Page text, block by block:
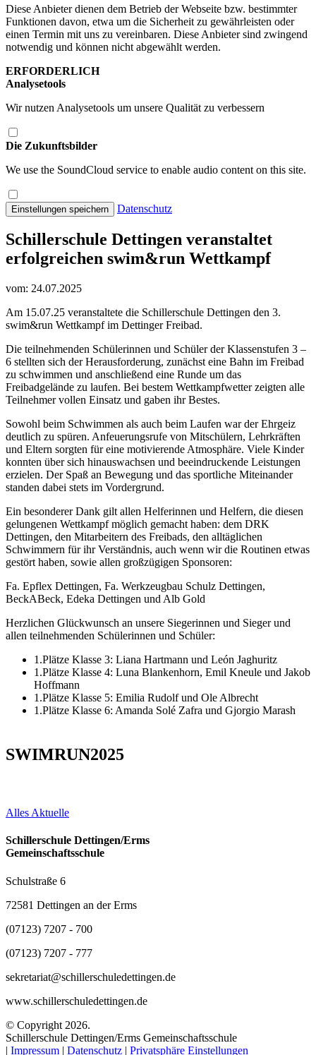
Diese Anbieter dienen dem Betrieb der Webseite bzw. bestimmter
Funktionen davon, etwa um die Sicherheit zu gewährleisten oder
einen Termin mit uns zu vereinbaren. Diese Anbieter sind zwingend
notwendig und können nicht abgewählt werden.
ERFORDERLICH
Analysetools
Wir nutzen Analysetools um unsere Qualität zu verbessern
Die Zukunftsbilder
We use the SoundCloud service to enable audio content on this site.
Einstellungen speichern Datenschutz
​Schillerschule Dettingen veranstaltet
erfolgreichen swim&run Wettkampf
vom: 24.07.2025
Am 15.07.25 veranstaltete die Schillerschule Dettingen den 3.
swim&run Wettkampf im Dettinger Freibad.
Die teilnehmenden Schülerinnen und Schüler der Klassenstufen 3 –
6 stellten sich der Herausforderung, zunächst eine Bahn im Freibad
zu schwimmen und anschließend eine Runde um das
Freibadgelände zu laufen. Bei bestem Wettkampfwetter zeigten alle
Teilnehmer vollen Einsatz und gaben ihr Bestes.
Sowohl beim Schwimmen als auch beim Laufen war der Ehrgeiz
deutlich zu spüren. Anfeuerungsrufe von Mitschülern, Lehrkräften
und Eltern sorgten für eine motivierende Atmosphäre. Viele Kinder
konnten über sich hinauswachsen und beeindruckende Leistungen
erzielen. Der Spaß an Bewegung und das sportliche Miteinander
standen dabei stets im Vordergrund.
Ein besonderer Dank gilt allen Helferinnen und Helfern, die diesen
gelungenen Wettkampf möglich gemacht haben: dem DRK
Dettingen, den Mitarbeitern des Freibads, den alltäglichen
Schwimmern für ihr Verständnis, auch wenn wir die Routinen etwas
gestört haben, sowie allen großzügigen Sponsoren:
Fa. Epflex Dettingen, Fa. Werkzeugbau Schulz Dettingen,
BeckABeck, Edeka Dettingen und Alb Gold
Herzlichen Glückwunsch an unsere Siegerinnen und Sieger und
allen teilnehmenden Schülerinnen und Schüler:
1.Plätze Klasse 3: Liana Hartmann und León Jaghuritz
1.Plätze Klasse 4: Luna Blankenhorn, Emil Kneule und Jakob
Hoffmann
1.Plätze Klasse 5: Emilia Rudolf und Ole Albrecht
1.Plätze Klasse 6: Amanda Solé Zafra und Gjorgio Marash
SWIMRUN2025
Alles Aktuelle
Schillerschule Dettingen/Erms
Gemeinschaftsschule
Schulstraße 6
72581 Dettingen an der Erms
(07123) 7207 - 700
(07123) 7207 - 777
sekretariat@schillerschuledettingen.de
www.schillerschuledettingen.de
© Copyright 2026.
Schillerschule Dettingen/Erms Gemeinschaftsschule
| Impressum | Datenschutz | Privatsphäre Einstellungen